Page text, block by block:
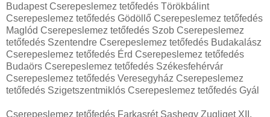
Budapest Cserepeslemez tetőfedés Törökbálint
Cserepeslemez tetőfedés Gödöllő Cserepeslemez tetőfedés
Maglód Cserepeslemez tetőfedés Szob Cserepeslemez
tetőfedés Szentendre Cserepeslemez tetőfedés Budakalász
Cserepeslemez tetőfedés Érd Cserepeslemez tetőfedés
Budaörs Cserepeslemez tetőfedés Székesfehérvár
Cserepeslemez tetőfedés Veresegyház Cserepeslemez
tetőfedés Szigetszentmiklós Cserepeslemez tetőfedés Gyál
Cserepeslemez tetőfedés Farkasrét Sashegy Zugliget XII.